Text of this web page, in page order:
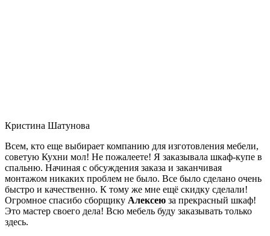
Кристина Шатунова
Всем, кто еще выбирает компанию для изготовления мебели,
советую Кухни мол! Не пожалеете! Я заказывала шкаф-купе в
спальню. Начиная с обсуждения заказа и заканчивая
монтажом никаких проблем не было. Все было сделано очень
быстро и качественно. К тому же мне ещё скидку сделали!
Огромное спасибо сборщику Алексею за прекрасный шкаф!
Это мастер своего дела! Всю мебель буду заказывать только
здесь.